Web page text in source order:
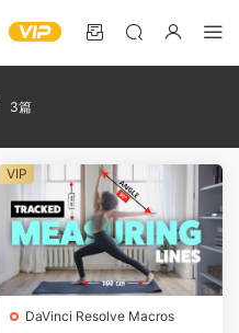
3篇
DaVinci Resolve Macros
VIP